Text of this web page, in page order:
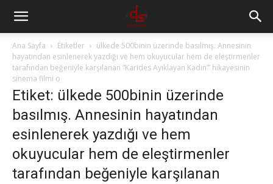
Ana Sayfa Etiketler
ülkede 500binin üzerinde basılmış. Annesinin
hayatından esinlenerek yazdığı ve hem okuyucular hem de eleştirmenler
tarafından beğeniyle karşılanan “Karides Ayıklayan Kadın”’ hikayesinin
sinema filmi o
Etiket: ülkede 500binin üzerinde
basılmış. Annesinin hayatından
esinlenerek yazdığı ve hem
okuyucular hem de eleştirmenler
tarafından beğeniyle karşılanan